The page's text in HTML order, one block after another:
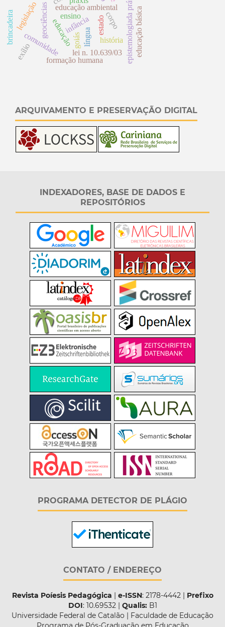
infância
história
corpo
geociências educação ambiental
educação
comunidade
estado
goiás epistemologiada prática
lei n. 10.639/03 educação básica
legislação ensino
formação humana
brincadeira
exílio
língua
ARQUIVAMENTO E PRESERVAÇÃO DIGITAL
INDEXADORES, BASE DE DADOS E
REPOSITÓRIOS
PROGRAMA DETECTOR DE PLÁGIO
CONTATO / ENDEREÇO
Revista Poíesis Pedagógica | e-ISSN: 2178-4442 | Prefixo
DOI: 10.69532 | Qualis:B1
Universidade Federal de Catalão | Faculdade de Educação